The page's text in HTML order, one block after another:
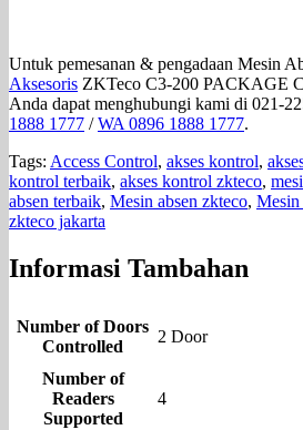
Untuk pemesanan & pengadaan Mesin
Aksesoris ZKTeco C3-200 PACKAGE
Anda dapat menghubungi kami di 021-
1888 1777 /WA 0896 1888 1777.
Tags: Access Control, akses kontrol,
kontrol terbaik, akses kontrol zkteco,
absen terbaik, Mesin absen zkteco, Mesin
zkteco jakarta
Informasi Tambahan
Number of Doors
Controlled
2 Door
Number of
Readers
Supported
4